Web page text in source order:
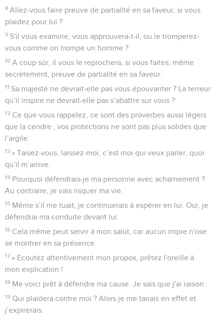
8 Allez-vous faire preuve de partialité en sa faveur, si vous
plaidez pour lui ?
9 S'il vous examine, vous approuvera-t-il, ou le tromperez-
vous comme on trompe un homme ?
10 A coup sûr, il vous le reprochera, si vous faites, même
secrètement, preuve de partialité en sa faveur.
11 Sa majesté ne devrait-elle pas vous épouvanter ? La terreur
qu’il inspire ne devrait-elle pas s’abattre sur vous ?
12 Ce que vous rappelez, ce sont des proverbes aussi légers
que la cendre ; vos protections ne sont pas plus solides que
l’argile.
13 » Taisez-vous, laissez-moi, c’est moi qui veux parler, quoi
qu’il m’arrive.
14 Pourquoi défendrais-je ma personne avec acharnement ?
Au contraire, je vais risquer ma vie.
15 Même s’il me tuait, je continuerais à espérer en lui. Oui, je
défendrai ma conduite devant lui.
16 Cela même peut servir à mon salut, car aucun impie n'ose
se montrer en sa présence.
17 » Ecoutez attentivement mon propos, prêtez l'oreille à
mon explication !
18 Me voici prêt à défendre ma cause. Je sais que j'ai raison.
19 Qui plaidera contre moi ? Alors je me tairais en effet et
j’expirerais.